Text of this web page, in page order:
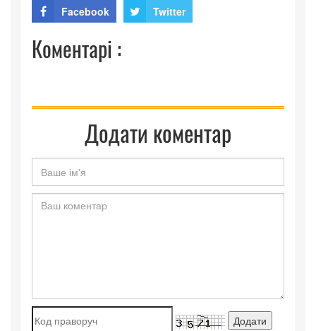
Facebook Twitter
Коментарі :
Додати коментар